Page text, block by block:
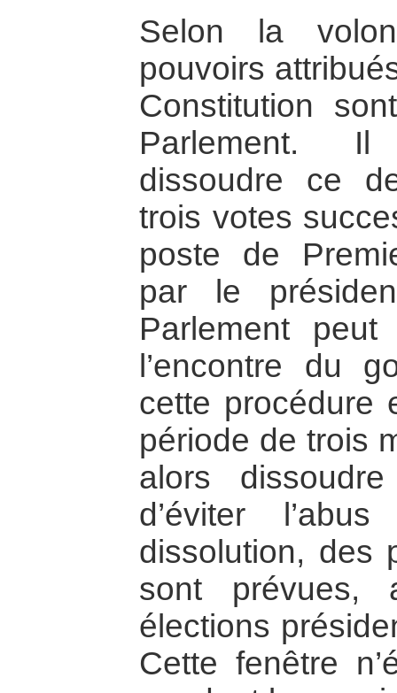
Selon la
pouvoirs
Constitution
Parlement.
dissoudre ce
trois votes
poste de
par le
Parlement
l’encontre du
cette procédure
période de trois
alors
d’éviter
dissolution, des
sont prévues,
élections
Cette fenêtre